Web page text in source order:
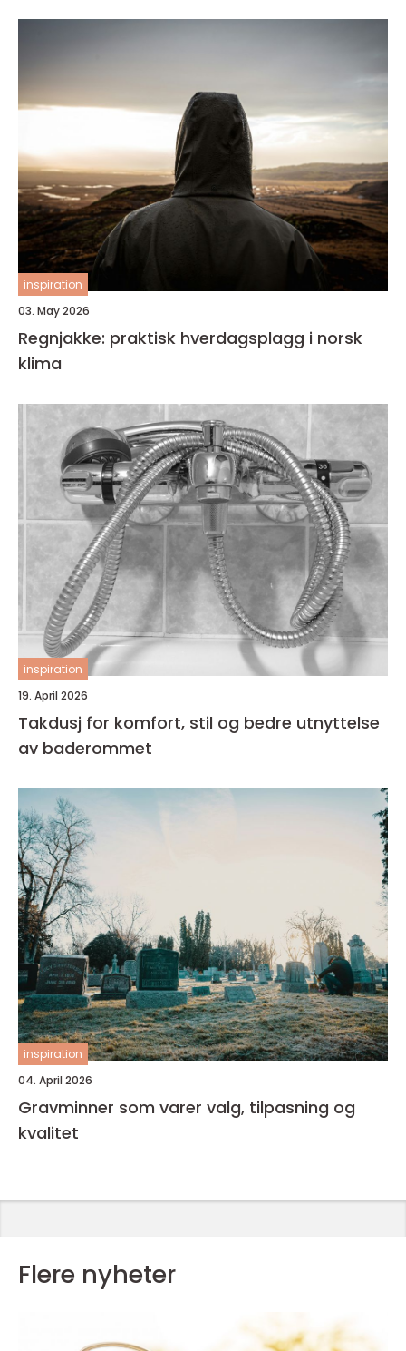
inspiration
03. May 2026
Regnjakke: praktisk hverdagsplagg i norsk
klima
inspiration
19. April 2026
Takdusj for komfort, stil og bedre utnyttelse
av baderommet
inspiration
04. April 2026
Gravminner som varer valg, tilpasning og
kvalitet
Flere nyheter